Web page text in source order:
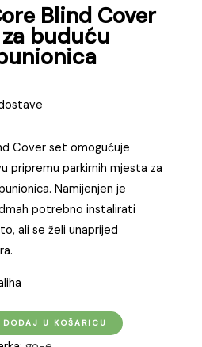
Blind Cover
buduću
Cover set omogućuje
pripremu parkirnih mjesta za
Namijenjen je
potrebno instalirati
ali se želi unaprijed
DODAJ U KOŠARICU